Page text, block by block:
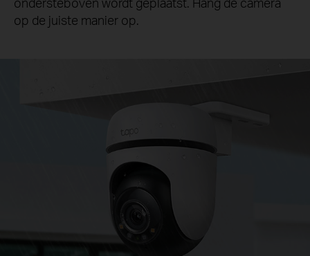
op de juiste manier op.